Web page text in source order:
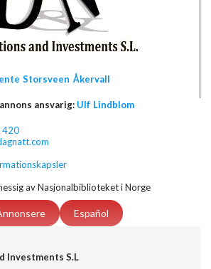
Storsveen Åkervall
ansvarig: Ulf Lindblom
420
av Nasjonalbiblioteket i Norge
Español
Investments S.L